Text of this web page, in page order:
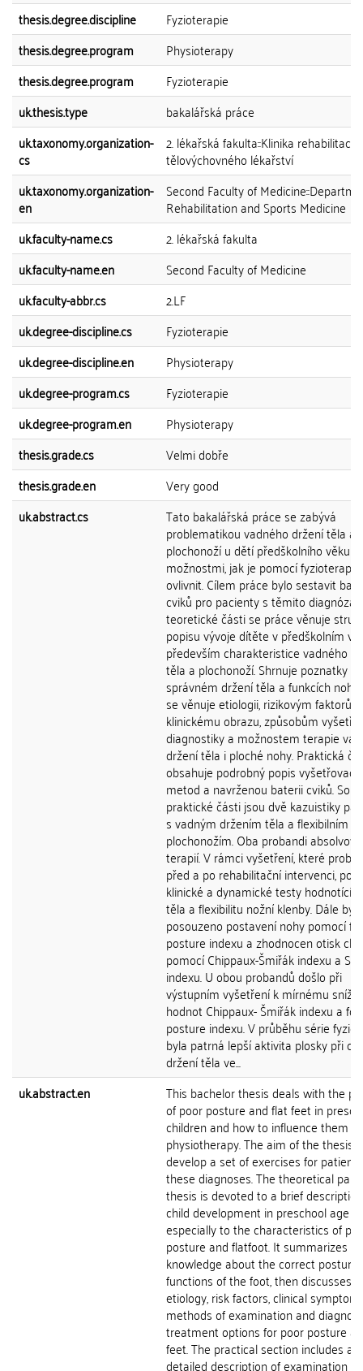
thesis.degree.discipline
Fyzioterapie
thesis.degree.program
Physioterapy
thesis.degree.program
Fyzioterapie
uk.thesis.type
bakalářská práce
uk.taxonomy.organization-
cs
2. lékařská fakulta::Klinika rehabilitace
tělovýchovného lékařství
uk.taxonomy.organization-
en
Second Faculty of
Rehabilitation and Sports Medicine
uk.faculty-name.cs
2. lékařská fakulta
uk.faculty-name.en
Second Faculty of Medicine
uk.faculty-abbr.cs
2.LF
uk.degree-discipline.cs
Fyzioterapie
uk.degree-discipline.en
Physioterapy
uk.degree-program.cs
Fyzioterapie
uk.degree-program.en
Physioterapy
thesis.grade.cs
Velmi dobře
thesis.grade.en
Very good
uk.abstract.cs
Tato bakalářská práce se zabývá
problematikou vadného držení těla a
plochonoží u dětí předškolního věku a
možnostmi, jak je pomocí fyzioterapie
ovlivnit. Cílem práce bylo sestavit
cviků pro pacienty s těmito
teoretické části se práce věnuje
popisu vývoje dítěte v předškolním
především charakteristice vadného
těla a plochonoží. Shrnuje poznatky o
správném držení těla a funkcích
se věnuje etiologii, rizikovým faktorům,
klinickému obrazu, způsobům
diagnostiky a možnostem terapie
držení těla i ploché nohy. Praktická
obsahuje podrobný popis
metod a navrženou baterii cviků.
praktické části jsou dvě kazuistiky
s vadným držením těla a flexibilním
plochonožím. Oba probandi
terapií. V rámci vyšetření, které
před a po rehabilitační intervenci,
klinické a dynamické testy hodnotící
těla a flexibilitu nožní klenby. Dále bylo
posouzeno postavení nohy pomocí
posture indexu a zhodnocen otisk
pomocí Chippaux-Šmiřák indexu a
indexu. U obou probandů došlo při
výstupním vyšetření k mírnému
hodnot Chippaux- Šmiřák indexu a
posture indexu. V průběhu série
byla patrná lepší aktivita plosky při
držení těla ve...
uk.abstract.en
This bachelor thesis deals with the
of poor posture and flat feet in
children and how to influence them
physiotherapy. The aim of the thesis
develop a set of exercises for
these diagnoses. The theoretical
thesis is devoted to a brief
child development in preschool age
especially to the characteristics of
posture and flatfoot. It summarizes
knowledge about the correct posture
functions of the foot, then discusses
etiology, risk factors, clinical
methods of examination and
treatment options for poor posture
feet. The practical section includes a
detailed description of examination